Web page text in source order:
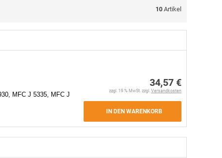
10 Artikel
MFC J 5335, MFC J
34,57 €
zzgl. 19 % MwSt. zzgl. Versandkosten
IN DEN WARENKORB